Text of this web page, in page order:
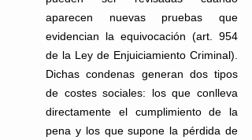
aparecen nuevas pruebas que
evidencian la equivocación (art. 954
de la Ley de Enjuiciamiento Criminal).
Dichas condenas generan dos tipos
de costes sociales: los que conlleva
directamente el cumplimiento de la
pena y los que supone la pérdida de